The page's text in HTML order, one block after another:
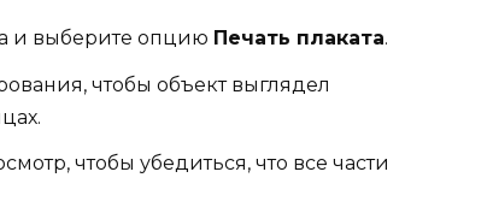
и выберите опцию Печать плаката.
чтобы объект выглядел
чтобы убедиться, что все части